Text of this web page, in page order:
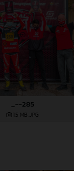
_--285
1,5 MB .JPG